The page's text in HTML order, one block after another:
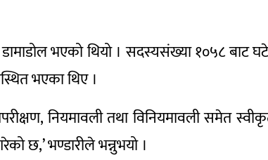
भएको थियो । सदस्यसंख्या १०५८ बाट
भएका थिए ।
नियमावली तथा विनियमावली समेत
छ,’ भण्डारीले भन्नुभयो ।